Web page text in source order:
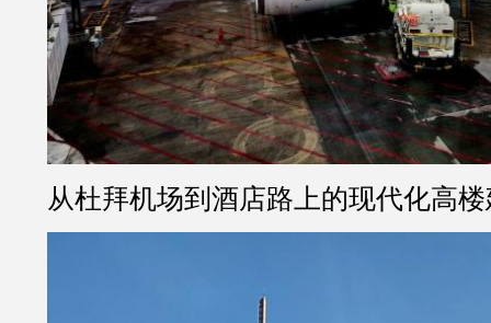
从杜拜机场到酒店路上的现代化高